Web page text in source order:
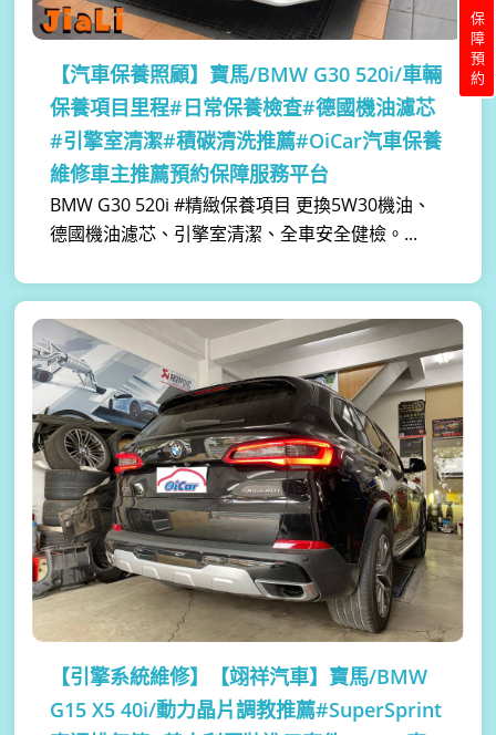
【汽車保養照顧】 寶馬/BMW G30 520i/車輛
保養項目里程#日常保養檢查#德國機油濾芯
#引擎室清潔#積碳清洗推薦#OiCar汽車保養
維修車主推薦預約保障服務平台
BMW G30 520i #精緻保養項目 更換5W30機油、
德國機油濾芯、引擎室清潔、全車安全健檢。...
【引擎系統維修】
【翊祥汽車】寶馬/BMW
G15 X5 40i/動力晶片調教推薦#SuperSprint
保障預約